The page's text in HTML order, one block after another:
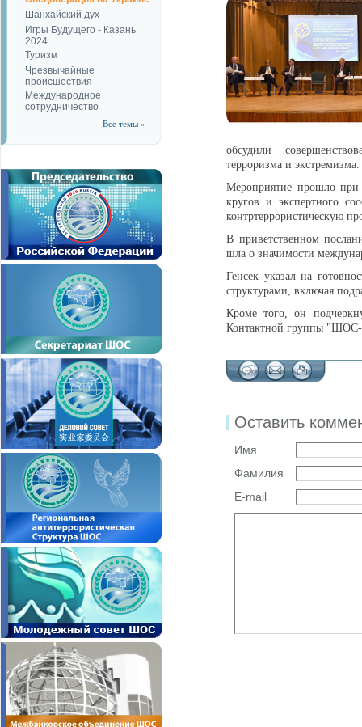
Шанхайский дух
Игры Будущего - Казань
2024
Туризм
Чрезвычайные
происшествия
Международное
сотрудничество
Все темы »
обсудили
терроризма и экстремизма.
Мероприятие прошло при
кругов и экспертного
В приветственном
шла о значимости
Генсек указал на
структурами, включая
Кроме того, он
Контактной группы "ШОС-
Оставить
Имя
Фамилия
E-mail